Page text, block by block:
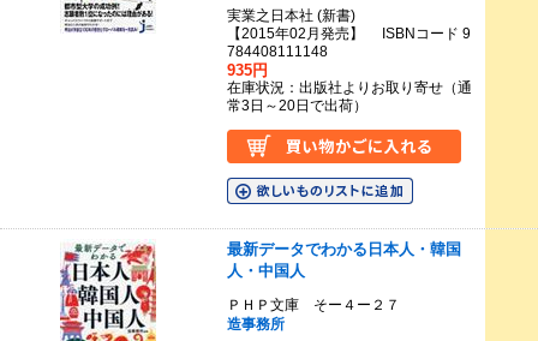
実業之日本社 (新書)
【2015年02月発売】 ISBNコード 9
784408111148
935円
在庫状況：出版社よりお取り寄せ（通
常3日～20日で出荷）
最新データでわかる日本人・韓国
人・中国人
ＰＨＰ文庫 そー４ー２７
造事務所